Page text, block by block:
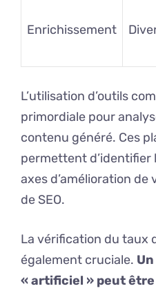
Enrichissement
L’utilisation d’outils
primordiale pour
contenu généré. Ces
permettent d’identifier
axes d’amélioration
de SEO.
La vérification du taux
également cruciale.
« artificiel » peut